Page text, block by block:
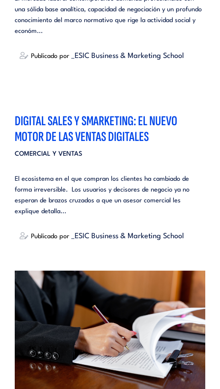
una sólida base analítica, capacidad de negociación y un profundo
conocimiento del marco normativo que rige la actividad social y
económ...
Publicado por _ESIC Business & Marketing School
DIGITAL SALES Y SMARKETING: EL NUEVO
MOTOR DE LAS VENTAS DIGITALES
COMERCIAL Y VENTAS
El ecosistema en el que compran los clientes ha cambiado de
forma irreversible. Los usuarios y decisores de negocio ya no
esperan de brazos cruzados a que un asesor comercial les
explique detalla...
Publicado por _ESIC Business & Marketing School